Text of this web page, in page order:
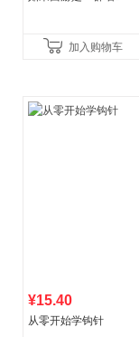
加入购物车
¥15.40
从零开始学钩针